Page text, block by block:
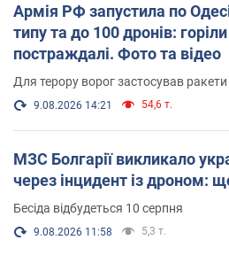
Армія РФ запустила по
типу та до 100 дронів: горіли
постраждалі. Фото та відео
Для терору ворог застосував
9.08.2026 14:21 54,6 т.
МЗС Болгарії викликало
через інцидент із дроном:
Бесіда відбудеться 10 серпня
9.08.2026 11:58 5,3 т.